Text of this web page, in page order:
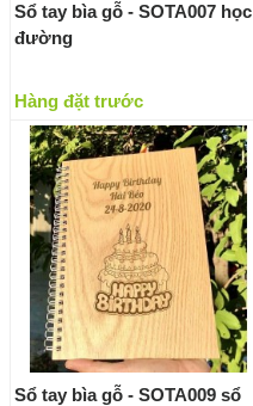
Sổ tay bìa gỗ - SOTA007 học
đường
Hàng đặt trước
Sổ tay bìa gỗ - SOTA009 sổ